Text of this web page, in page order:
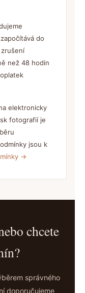
do
než 48 hodin
elektronicky
fotografií je
jsou k
→
chcete
správného
doporučujeme